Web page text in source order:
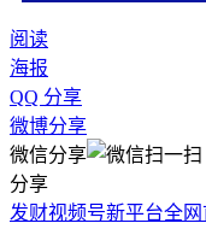
阅读
海报
QQ 分享
微博分享
微信分享
分享
发财视频号新平台全